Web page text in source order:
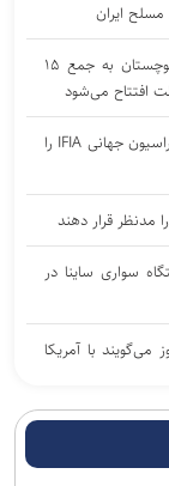
ایران
از جهش ۶۰ درصدی صادرات تا ورود سیستان و بلوچستان به جمع ۱۵
افتتاح می‌شود
دانشجوی دانشگاه آزاد اسلامی فردوس مدال برنز فدراسیون جهانی IFIA را
مدنظر قرار دهند
سواری ساینا در
با آمریکا
ائمه اطهار(ع)